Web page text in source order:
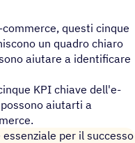
questi cinque
un quadro chiaro
aiutare a identificare
KPI chiave dell'e-
aiutarti a
per il successo